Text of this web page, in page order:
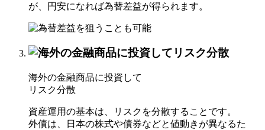
が、円安になれば為替差益が得られます。
海外の金融商品に投資して
リスク分散
資産運用の基本は、リスクを分散することです。
外債は、日本の株式や債券などと値動きが異なるた